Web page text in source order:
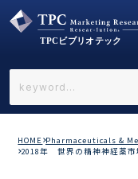
←戻る
HOME Pharmaceuticals &
2018年 世界の精神神経薬